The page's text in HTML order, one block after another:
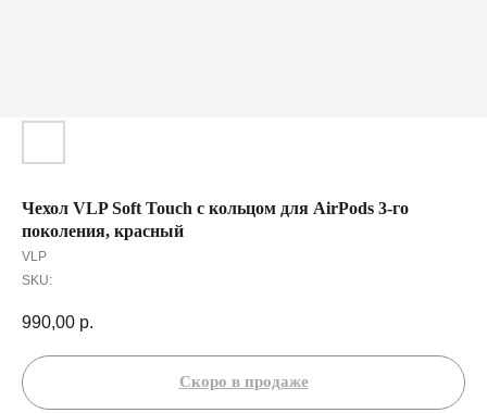
Чехол VLP Soft Touch с кольцом для AirPods 3-го
поколения, красный
VLP
SKU:
990,00 р.